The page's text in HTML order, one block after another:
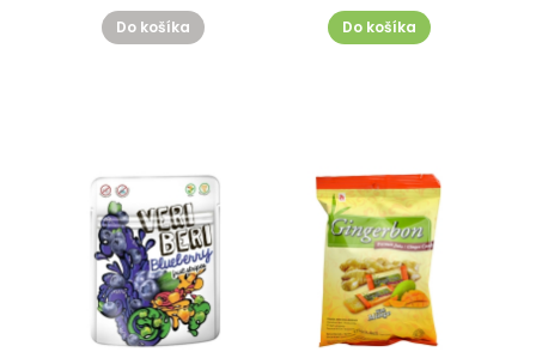
Do košíka Do košíka